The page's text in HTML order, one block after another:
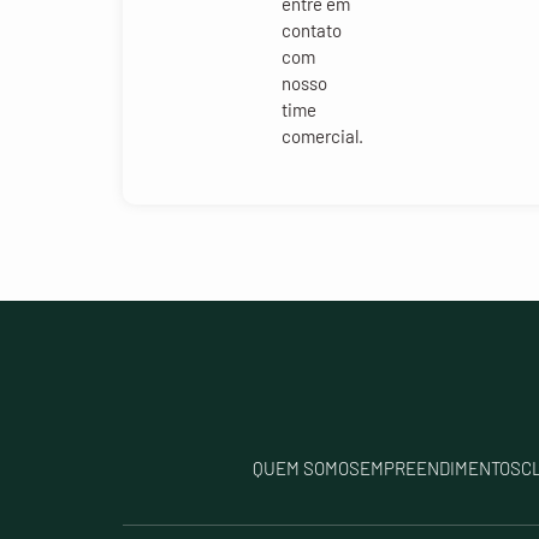
contato
com
nosso
time
comercial.
QUEM SOMOSEMPREENDIMENTOS